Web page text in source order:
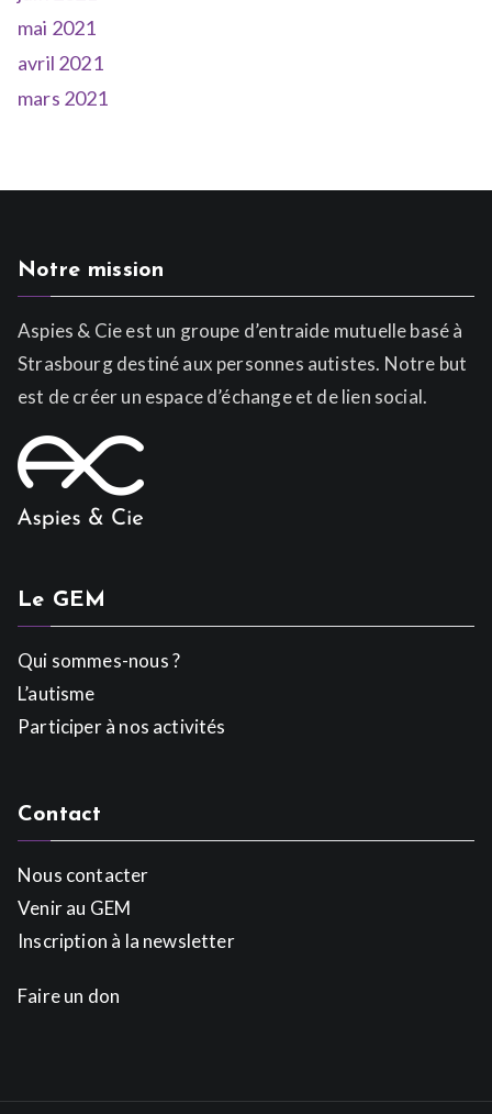
mai 2021
avril 2021
mars 2021
Notre mission
Aspies & Cie est un groupe d’entraide mutuelle basé à
Strasbourg destiné aux personnes autistes. Notre but
est de créer un espace d’échange et de lien social.
Le GEM
Qui sommes-nous ?
L’autisme
Participer à nos activités
Contact
Nous contacter
Venir au GEM
Inscription à la newsletter
Faire un don